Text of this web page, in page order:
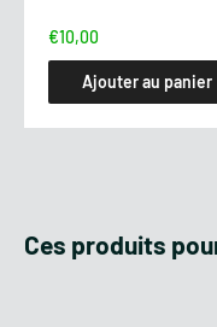
Largeur de la
Poids :
€10,00
Ajouter au panier
Ces produits